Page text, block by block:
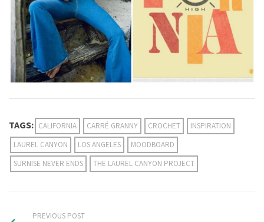
TAGS: CALIFORNIA CARRÉ GRANNY CROCHET
INSPIRATION
LAUREL CANYON
LOS ANGELES
MOODBOARD
SURNISE NEVER ENDS
THE LAUREL CANYON PROJECT
PREVIOUS POST